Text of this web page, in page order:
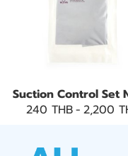
Suction Control Set
240 THB- 2,200